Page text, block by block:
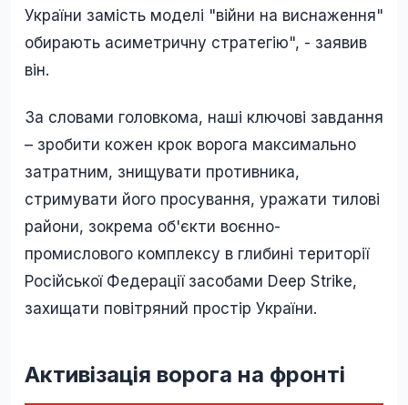
України замість моделі "війни на виснаження"
обирають асиметричну стратегію", - заявив
він.
За словами головкома, наші ключові завдання
– зробити кожен крок ворога максимально
затратним, знищувати противника,
стримувати його просування, уражати тилові
райони, зокрема об'єкти воєнно-
промислового комплексу в глибині території
Російської Федерації засобами Deep Strike,
захищати повітряний простір України.
Активізація ворога на фронті